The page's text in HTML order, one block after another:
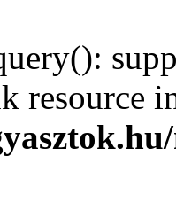
resource